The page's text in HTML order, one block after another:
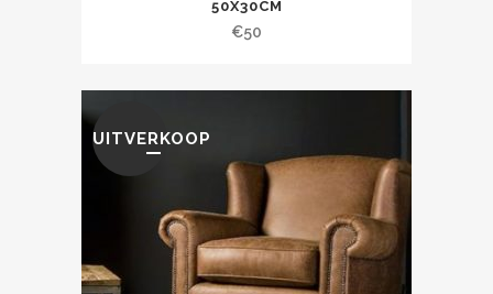
50X30CM
€50
UITVERKOOP